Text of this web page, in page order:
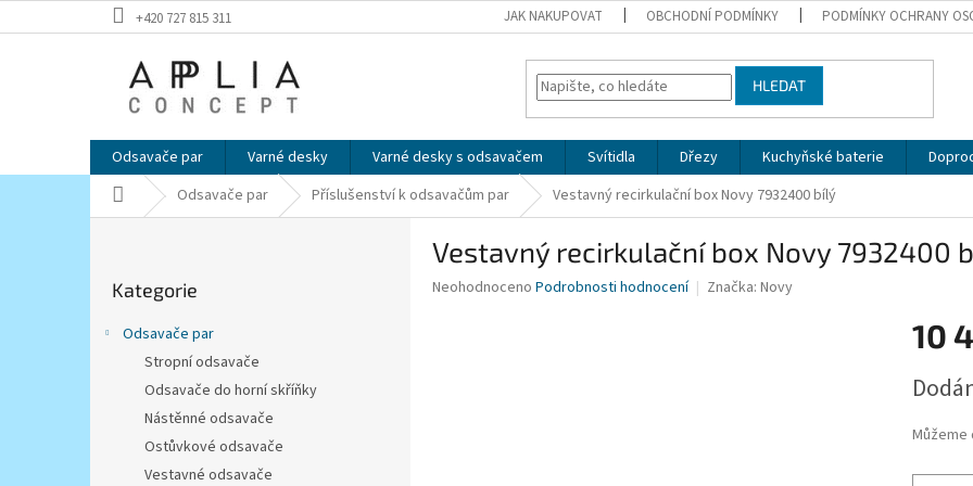
na
+420 727 815 311 JAK NAKUPOVAT OBCHODNÍ PODMÍNKY PODMÍNKY OCHRANY
HLEDAT
Odsavače par Varné desky Varné desky s odsavačem Svítidla Dřezy Kuchyňské baterie
Domů Odsavače par Příslušenství k odsavačům par Vestavný recirkulační box Novy 7932400 bílý
kategorie
Kategorie
Odsavače par
Stropní odsavače
Odsavače do horní skříňky
Nástěnné odsavače
Ostůvkové odsavače
Vestavné odsavače
Vestavný recirkulační box Novy 7932400
Průměrné
Neohodnoceno Podrobnosti hodnocení Značka: Novy
10
cena:
Můžeme